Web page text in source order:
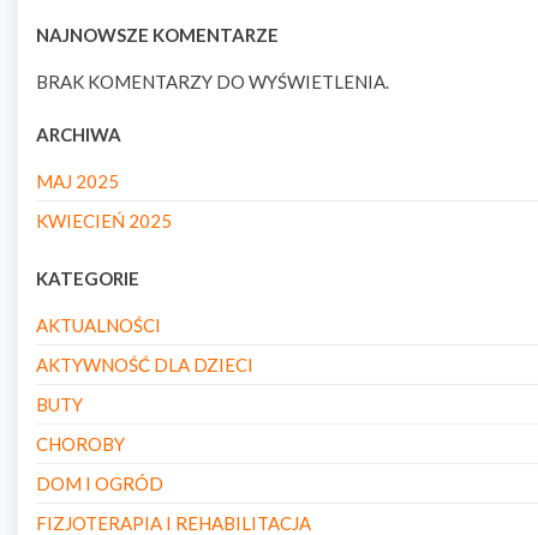
NAJNOWSZE KOMENTARZE
BRAK KOMENTARZY DO WYŚWIETLENIA.
ARCHIWA
MAJ 2025
KWIECIEŃ 2025
KATEGORIE
AKTUALNOŚCI
AKTYWNOŚĆ DLA DZIECI
BUTY
CHOROBY
DOM I OGRÓD
FIZJOTERAPIA I REHABILITACJA